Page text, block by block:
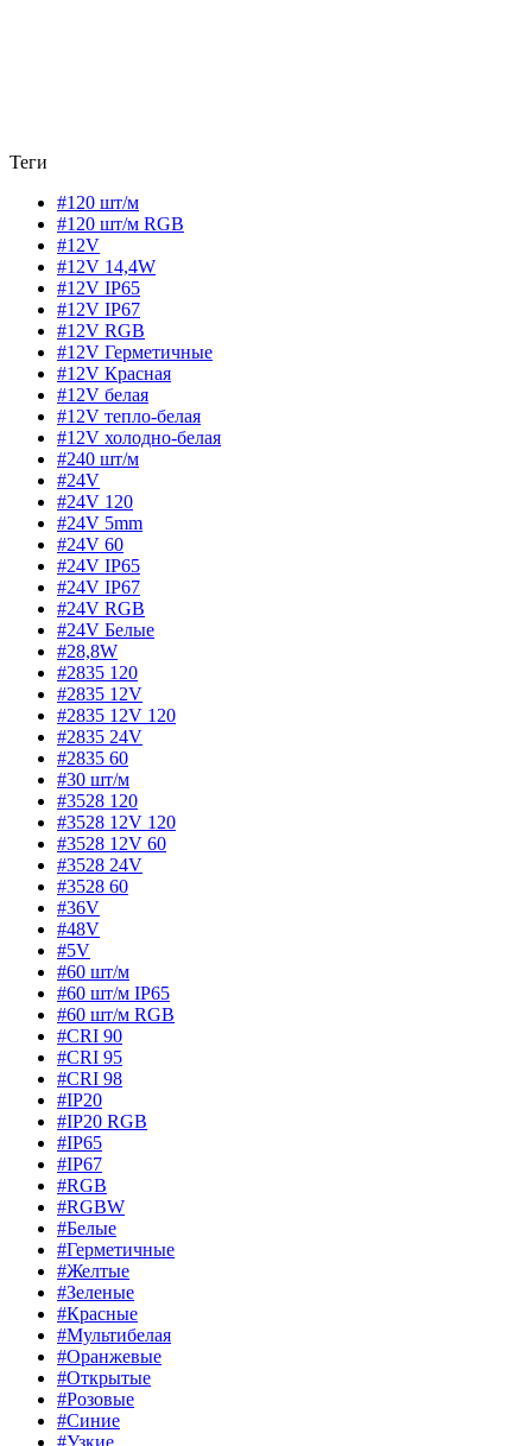
Теги
#120 шт/м
#120 шт/м RGB
#12V
#12V 14,4W
#12V IP65
#12V IP67
#12V RGB
#12V Герметичные
#12V Красная
#12V белая
#12V тепло-белая
#12V холодно-белая
#240 шт/м
#24V
#24V 120
#24V 5mm
#24V 60
#24V IP65
#24V IP67
#24V RGB
#24V Белые
#28,8W
#2835 120
#2835 12V
#2835 12V 120
#2835 24V
#2835 60
#30 шт/м
#3528 120
#3528 12V 120
#3528 12V 60
#3528 24V
#3528 60
#36V
#48V
#5V
#60 шт/м
#60 шт/м IP65
#60 шт/м RGB
#CRI 90
#CRI 95
#CRI 98
#IP20
#IP20 RGB
#IP65
#IP67
#RGB
#RGBW
#Белые
#Герметичные
#Желтые
#Зеленые
#Красные
#Мультибелая
#Оранжевые
#Открытые
#Розовые
#Синие